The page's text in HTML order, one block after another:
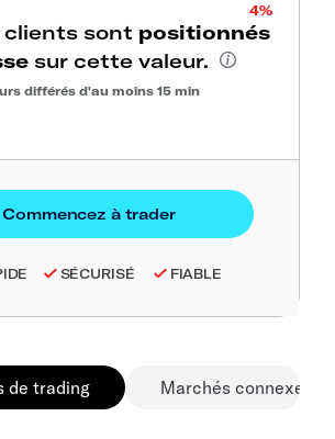
4%
clients sont positionnés
sur cette valeur.
différés d'au moins 15 min
SÉCURISÉ FIABLE
de trading Marchés connexes